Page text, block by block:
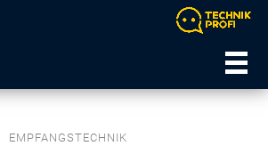
EMPFANGSTECHNIK